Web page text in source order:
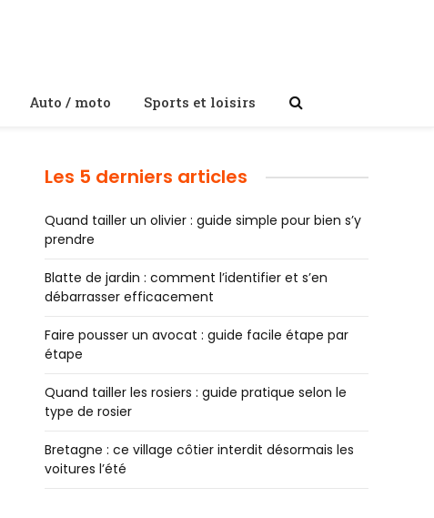
Auto / moto Sports et loisirs
Les 5 derniers articles
Quand tailler un olivier : guide simple pour bien s’y
prendre
Blatte de jardin : comment l’identifier et s’en
débarrasser efficacement
Faire pousser un avocat : guide facile étape par
étape
Quand tailler les rosiers : guide pratique selon le
type de rosier
Bretagne : ce village côtier interdit désormais les
voitures l’été